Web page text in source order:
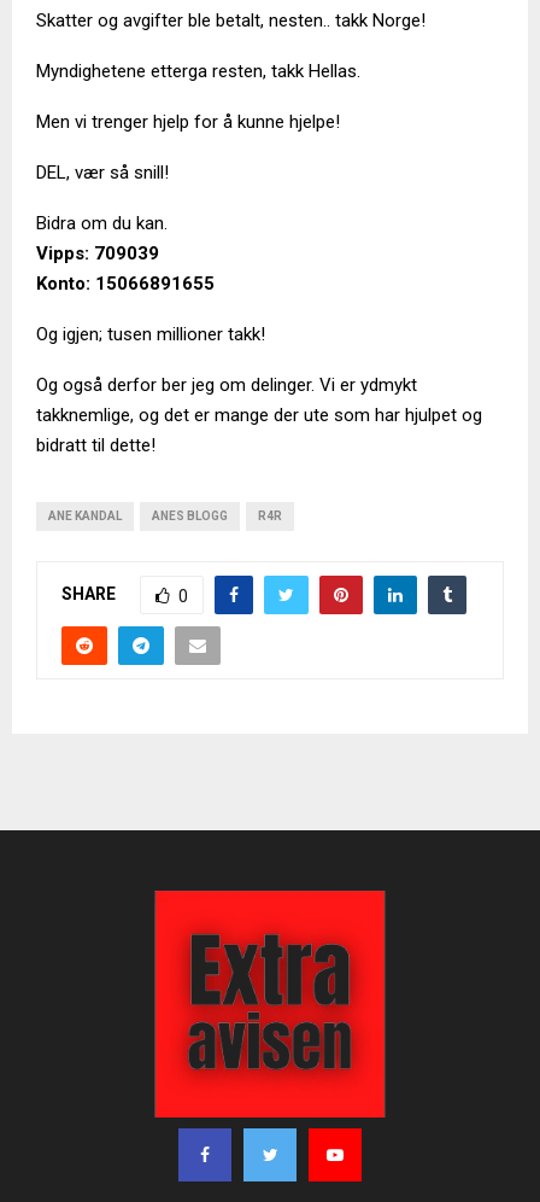
Skatter og avgifter ble betalt, nesten.. takk Norge!
Myndighetene etterga resten, takk Hellas.
Men vi trenger hjelp for å kunne hjelpe!
DEL, vær så snill!
Bidra om du kan.
Vipps: 709039
Konto: 15066891655
Og igjen; tusen millioner takk!
Og også derfor ber jeg om delinger. Vi er ydmykt
takknemlige, og det er mange der ute som har hjulpet og
bidratt til dette!
ANE KANDAL ANES BLOGG R4R
SHARE 0